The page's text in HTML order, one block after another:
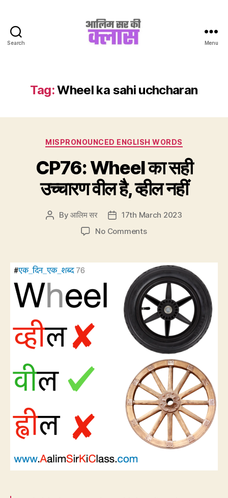
Search
Class
Menu
Tag:Wheel ka sahi uchcharan
Categories
MISPRONOUNCED ENGLISH WORDS
CP76: Wheel का सही
उच्चारण वील है, व्हील नहीं
PostByआलिम सर
Post
date
17th March 2023
No Commentson
का
सही
उच्चारण
वील
है,
व्हील
नहीं